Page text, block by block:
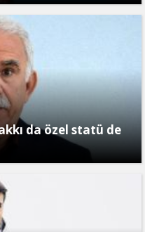
da özel statü de